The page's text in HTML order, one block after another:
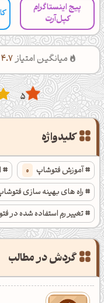
پیج اینستاگرام
کپل‌آرت
میانگین امتیاز4.7
5
کلیدواژه
آموزش فتوشاپ 0
راه های بهینه سازی
تغییر رم استفاده شده در
تغییر درایو فتوشاپ 0
بهینه سازی فتوشاپ 0
گردش در مطالب